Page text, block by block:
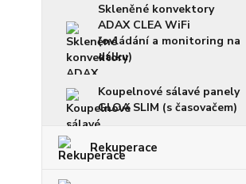
Skleněné konvektory
ADAX CLEA WiFi
(ovládání a monitoring na
dálku)
Koupelnové sálavé panely
GLOA SLIM (s časovačem)
Rekuperace